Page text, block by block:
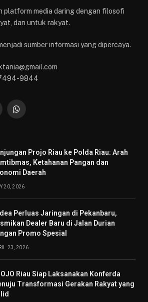
platform media daring dengan filosofi
dan untuk rakyat.
sumber informasi yang dipercaya.
9844
WhatsApp
Projo Riau ke Polda Riau: Arah
Ketahanan Pangan dan
Daerah
20, 2026
Perluas Jaringan di Pekanbaru,
Dealer Baru di Jalan Durian
Promo Spesial
23, 2026
Riau Siap Laksanakan Konferda
Transformasi Gerakan Rakyat yang